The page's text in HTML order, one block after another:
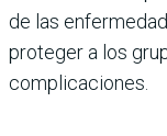
de las
proteger a los
complicaciones.